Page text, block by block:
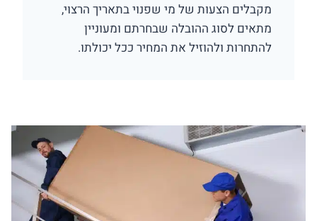
מקבלים הצעות של מי שפנוי בתאריך הרצוי,
מתאים לסוג ההובלה שבחרתם ומעוניין
להתחרות ולהוזיל את המחיר ככל יכולתו.